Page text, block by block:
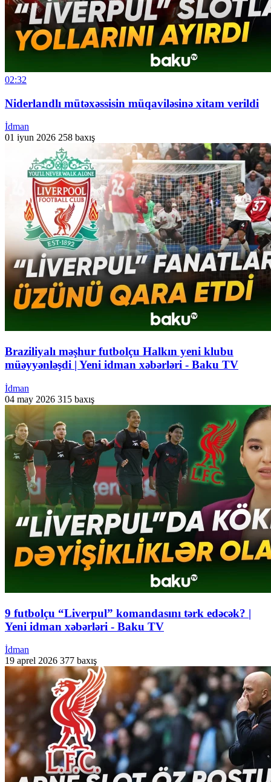
02:32
Niderlandlı mütəxəssisin müqaviləsinə xitam verildi
İdman
01 iyun 2026 258 baxış
Braziliyalı məşhur futbolçu Halkın yeni klubu
müəyyənləşdi | Yeni idman xəbərləri - Baku TV
İdman
04 may 2026 315 baxış
9 futbolçu “Liverpul” komandasını tərk edəcək? |
Yeni idman xəbərləri - Baku TV
İdman
19 aprel 2026 377 baxış